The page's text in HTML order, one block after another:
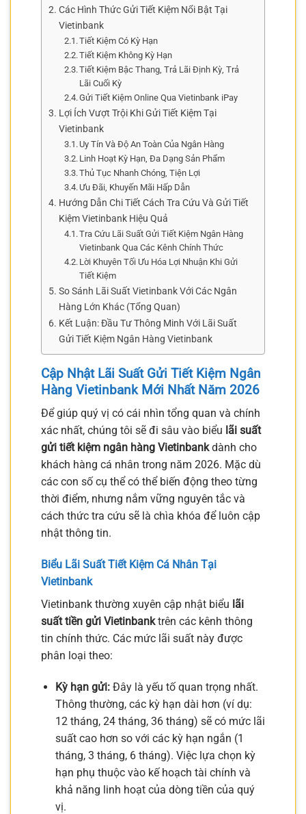
Các Hình Thức Gửi Tiết Kiệm Nổi Bật Tại
Vietinbank
Tiết Kiệm Có Kỳ Hạn
Tiết Kiệm Không Kỳ Hạn
Tiết Kiệm Bậc Thang, Trả Lãi Định Kỳ, Trả
Lãi Cuối Kỳ
Gửi Tiết Kiệm Online Qua Vietinbank iPay
Lợi Ích Vượt Trội Khi Gửi Tiết Kiệm Tại
Vietinbank
Uy Tín Và Độ An Toàn Của Ngân Hàng
Linh Hoạt Kỳ Hạn, Đa Dạng Sản Phẩm
Thủ Tục Nhanh Chóng, Tiện Lợi
Ưu Đãi, Khuyến Mãi Hấp Dẫn
Hướng Dẫn Chi Tiết Cách Tra Cứu Và Gửi Tiết
Kiệm Vietinbank Hiệu Quả
Tra Cứu Lãi Suất Gửi Tiết Kiệm Ngân Hàng
Vietinbank Qua Các Kênh Chính Thức
Lời Khuyên Tối Ưu Hóa Lợi Nhuận Khi Gửi
Tiết Kiệm
So Sánh Lãi Suất Vietinbank Với Các Ngân
Hàng Lớn Khác (Tổng Quan)
Kết Luận: Đầu Tư Thông Minh Với Lãi Suất
Gửi Tiết Kiệm Ngân Hàng Vietinbank
Cập Nhật Lãi Suất Gửi Tiết Kiệm Ngân
Hàng VietinbankMới Nhất Năm 2026
Để giúp quý vị có cái nhìn tổng quan và chính
xác nhất, chúng tôi sẽ đi sâu vào biểu lãi suất
gửi tiết kiệm ngân hàng Vietinbankdành cho
khách hàng cá nhân trong năm 2026. Mặc dù
các con số cụ thể có thể biến động theo từng
thời điểm, nhưng nắm vững nguyên tắc và
cách thức tra cứu sẽ là chìa khóa để luôn cập
nhật thông tin.
Biểu Lãi Suất Tiết Kiệm Cá Nhân Tại
Vietinbank
Vietinbank thường xuyên cập nhật biểu lãi
suất tiền gửi Vietinbanktrên các kênh thông
tin chính thức. Các mức lãi suất này được
phân loại theo:
Kỳ hạn gửi:Đây là yếu tố quan trọng nhất.
Thông thường, các kỳ hạn dài hơn (ví dụ:
12 tháng, 24 tháng, 36 tháng) sẽ có mức lãi
suất cao hơn so với các kỳ hạn ngắn (1
tháng, 3 tháng, 6 tháng). Việc lựa chọn kỳ
hạn phụ thuộc vào kế hoạch tài chính và
khả năng linh hoạt của dòng tiền của quý
vị.